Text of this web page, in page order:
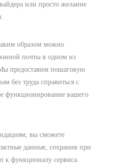
или просто желание
образом можно
почты в одном из
предоставим пошаговую
без труда справиться с
функционирование вашего
вы сможете
данные, сохранив при
к функционалу сервиса.